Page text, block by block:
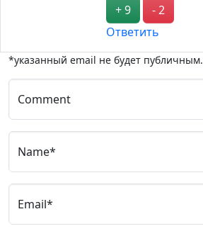
+ 9
- 2
Ответить
*указанный email не будет публичным.
Comment
Name*
Email*